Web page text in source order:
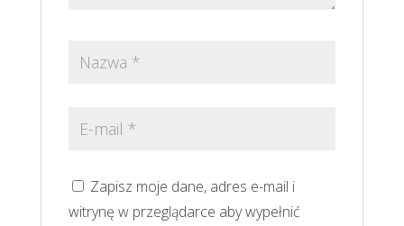
Zapisz moje dane, adres e-mail i
witrynę w przeglądarce aby wypełnić